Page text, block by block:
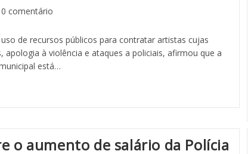
0 comentário
de recursos públicos para contratar artistas cujas
apologia à violência e ataques a policiais, afirmou que a
está…
o aumento de salário da Polícia